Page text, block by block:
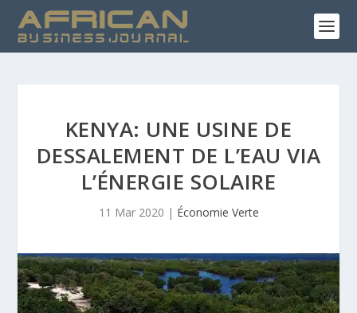
KENYA: UNE USINE DE
DESSALEMENT DE L’EAU VIA
L’ÉNERGIE SOLAIRE
11 Mar 2020 | Économie Verte